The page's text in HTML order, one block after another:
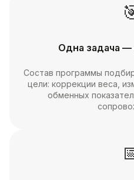
Одна задача
Состав программы
цели: коррекции веса,
обменных